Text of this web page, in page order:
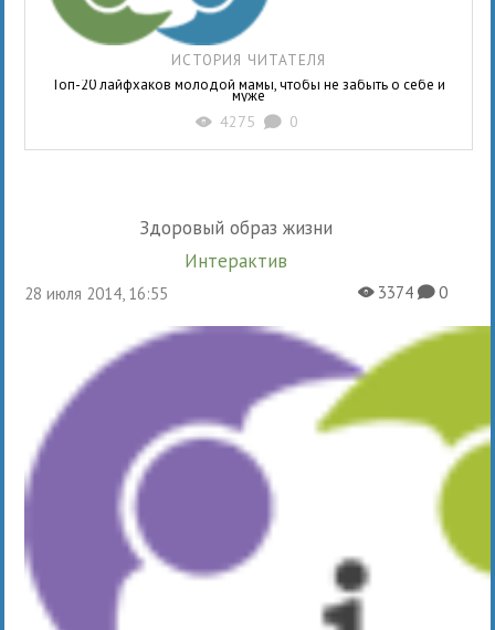
ИСТОРИЯ ЧИТАТЕЛЯ
Топ-20 лайфхаков молодой мамы, чтобы не забыть о себе и
муже
X 4275 K 0
Здоровый образ жизни
Интерактив
28 июля 2014, 16:55 X3374K0